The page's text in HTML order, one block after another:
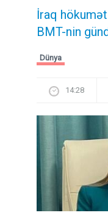
İraq
BMT-nin
Dünya
14:28